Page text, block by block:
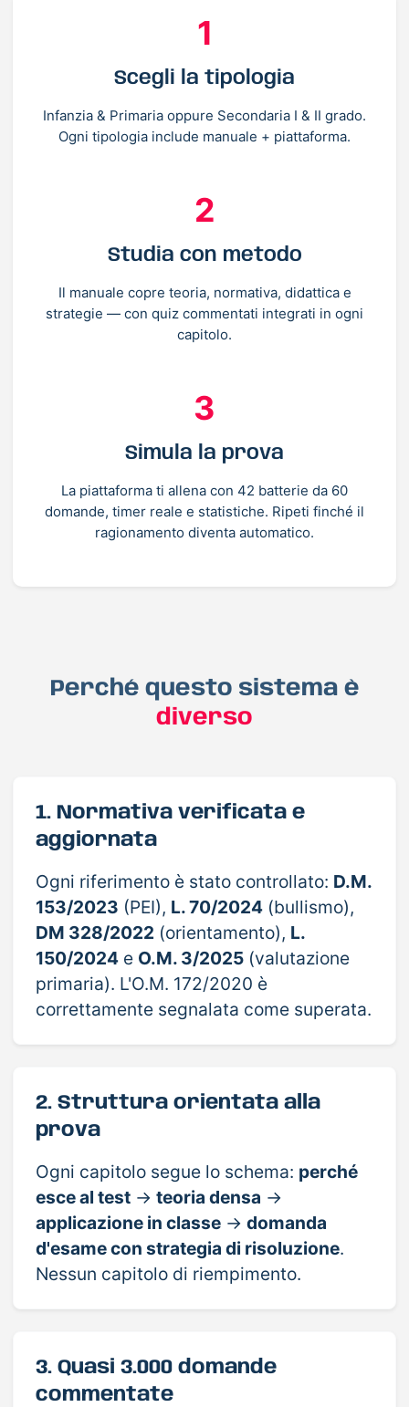
1
Scegli la tipologia
Infanzia & Primaria oppure Secondaria I & II grado.
Ogni tipologia include manuale + piattaforma.
2
Studia con metodo
Il manuale copre teoria, normativa, didattica e
strategie — con quiz commentati integrati in ogni
capitolo.
3
Simula la prova
La piattaforma ti allena con 42 batterie da 60
domande, timer reale e statistiche. Ripeti finché il
ragionamento diventa automatico.
Perché questo sistema è
diverso
1. Normativa verificata e
aggiornata
Ogni riferimento è stato controllato: D.M.
153/2023 (PEI), L. 70/2024 (bullismo),
DM 328/2022 (orientamento), L.
150/2024 e O.M. 3/2025 (valutazione
primaria). L'O.M. 172/2020 è
correttamente segnalata come superata.
2. Struttura orientata alla
prova
Ogni capitolo segue lo schema: perché
esce al test →teoria densa →
applicazione in classe →domanda
d'esame con strategia di risoluzione.
Nessun capitolo di riempimento.
3. Quasi 3.000 domande
commentate